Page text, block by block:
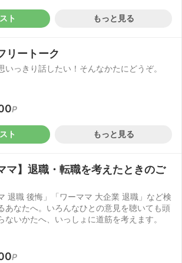
ト もっと見る
リートーク
いっきり話したい！そんなかたにどうぞ。
P
ト もっと見る
マ】退職・転職を考えたときのご
退職 後悔」「ワーママ 大企業 退職」など検
あなたへ。いろんなひとの意見を聴いても頭
ないかたへ、いっしょに道筋を考えます。
P